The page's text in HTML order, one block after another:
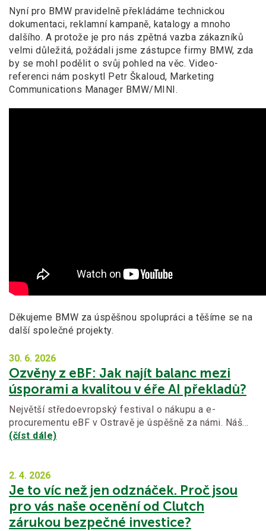
Nyní pro BMW pravidelně překládáme technickou
dokumentaci, reklamní kampaně, katalogy a mnoho
dalšího. A protože je pro nás zpětná vazba zákazníků
velmi důležitá, požádali jsme zástupce firmy BMW, zda
by se mohl podělit o svůj pohled na věc. Video-
referenci nám poskytl Petr Škaloud, Marketing
Communications Manager BMW/MINI.
Děkujeme BMW za úspěšnou spolupráci a těšíme se na
další společné projekty.
30. 6. 2026
Ozvěny z eBF: Jak najít balanc mezi
úsporami a kvalitou v éře AI překladů?
Největší středoevropský festival o nákupu a e-
procurementu eBF v Ostravě je úspěšně za námi. Náš…
(číst dále)
2. 4. 2026
Je to víc než jen odznáček. Proč jsou
pro vás naše ocenění od Clutch
zárukou bezpečné investice?